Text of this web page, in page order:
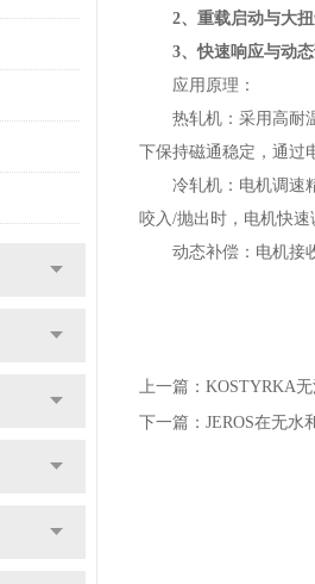
2、重载启动与大扭
3、快速响应与动态
应用原理：
热轧机：采用高耐温
下保持磁通稳定，通过
冷轧机：电机调速精
咬入/抛出时，电机快
动态补偿：电机接收
上一篇： KOSTYRKA
下一篇： JEROS在无水